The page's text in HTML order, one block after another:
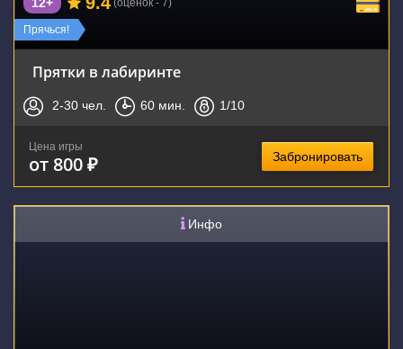
Прячься!
Прятки в лабиринте
2-30 чел. 60 мин. 1/10
Цена игры
от 800 ₽ Забронировать
Инфо